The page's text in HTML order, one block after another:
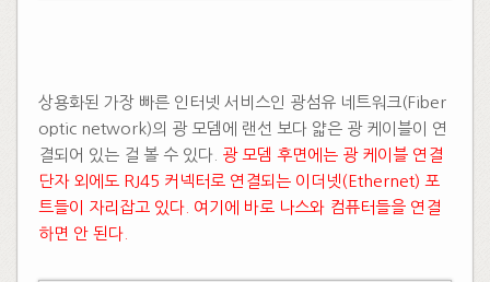
상용화된 가장 빠른 인터넷 서비스인 광섬유 네트워크(Fiber
optic network)의 광 모뎀에 랜선 보다 얇은 광 케이블이 연
결되어 있는 걸 볼 수 있다. ​ 광 모뎀 후면에는 광 케이블 연결
단자 외에도 RJ45 커넥터로 연결되는 이더넷(Ethernet) 포
트들이 자리잡고 있다. 여기에 바로 나스와 컴퓨터들을 연결
하면 안 된다.​